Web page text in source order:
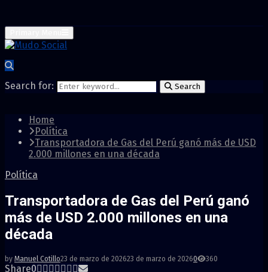
Search for: Search
Home
Política
Transportadora de Gas del Perú ganó más de USD
2.000 millones en una década
Política
Transportadora de Gas del Perú ganó
más de USD 2.000 millones en una
década
by Manuel Cotillo23 de marzo de 202623 de marzo de 20260 360
Share0